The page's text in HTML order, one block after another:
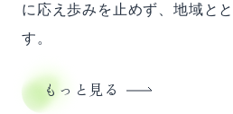
に応え歩みを止めず、地域と
す。
もっと見る